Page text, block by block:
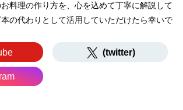
料理の作り方を、心を込めて丁寧に解説して
の代わりとして活用していただけたら幸いで
(twitter)